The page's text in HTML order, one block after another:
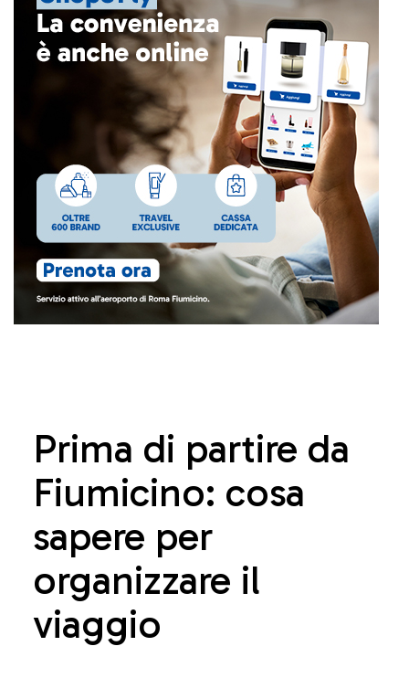
Prima di partire da
Fiumicino: cosa
sapere per
organizzare il
viaggio